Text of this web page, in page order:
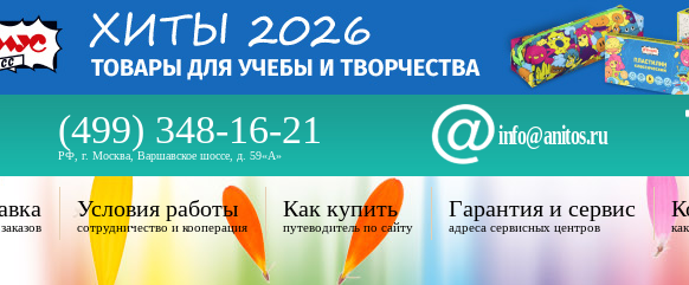
(499) 348-16-21
РФ, г. Москва, Варшавское шоссе, д. 59«А»
info@anitos.ru
Условия работы
сотрудничество и кооперация
Как купить
путеводитель по сайту
Гарантия и сервис
адреса сервисных центров